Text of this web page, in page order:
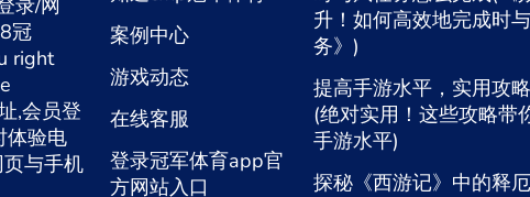
录/网
冠
right
,会员登
体验电
与手机
案例中心
游戏动态
在线客服
登录冠军体育app官
方网站入口
升！如何高效地完成时
务》)
提高手游水平，实用攻
(绝对实用！这些攻略带
手游水平)
探秘《西游记》中的释